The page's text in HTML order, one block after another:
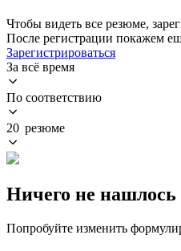
Чтобы видеть все резюме,
После регистрации покажем
Зарегистрироваться
За всё время
По соответствию
20 резюме
Ничего не нашлось
Попробуйте изменить